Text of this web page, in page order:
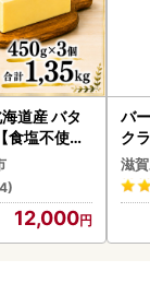
道産 バタ
食塩不使用
12,000
バ
ク
ア
ン
滋